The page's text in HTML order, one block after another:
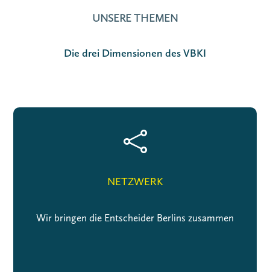
UNSERE THEMEN
Die drei Dimensionen des VBKI

NETZWERK
Wir bringen die Entscheider Berlins zusammen